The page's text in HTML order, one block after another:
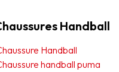
Handball
Handball
handball puma